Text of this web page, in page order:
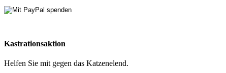
Kastrationsaktion
Helfen Sie mit gegen das Katzenelend.